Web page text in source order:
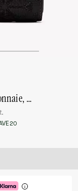
Spade Flower Klapp-portemonnaie, Bestickt, Mittelgroß